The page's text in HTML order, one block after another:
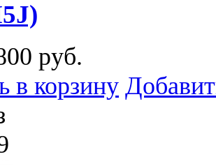
руб.
в корзину